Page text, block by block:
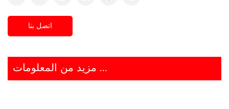
اتصل بنا
مزيد من المعلومات ...